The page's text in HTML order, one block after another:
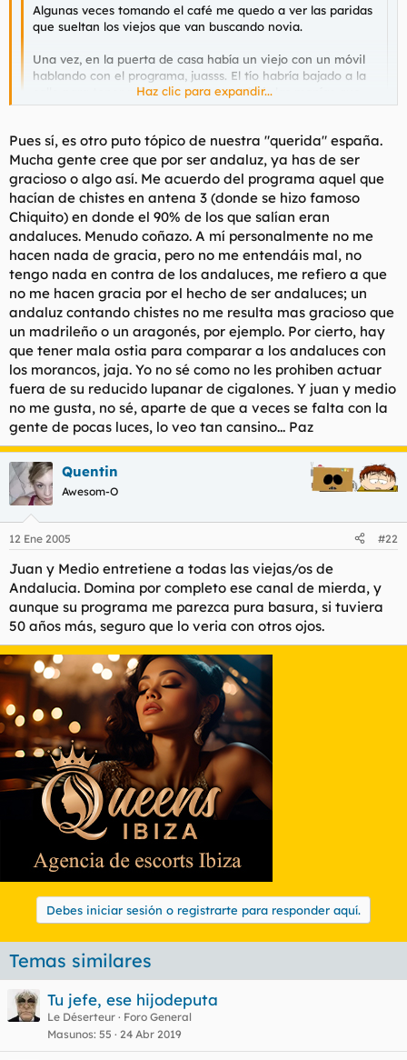
Algunas veces tomando el café me quedo a ver las paridas
que sueltan los viejos que van buscando novia.
Una vez, en la puerta de casa había un viejo con un móvil
hablando con el programa, juasss. El tío habría bajado a la
calle para tener más cobertura, ya sabeis las manías que
tienen, la conversación era algo así :"Si bueno, yo tengo
... silencio ...bueno, pues entonces no cuelgo y me dais el
teléfono, ¿no?"
Aunque he de reconocer que es patética la imagen que
dan este tipo de programas de los andaluces las veces que
salen en los refritos esos de záping. Pero bueno, la gente
inteligente sabe que la muestra de población que acude ya
sea de público o invitados a éste tipo de programas es
representativa de un estrato de población muy
determinado. De mala condición cultural y tal.
El que vea Canal Sur acabara con la idea de que todos los
andaluces somos como los morancos, bailamos flamenco, etc...
Un amigo estaba en Amsterdam y conocio a una gente de no
se que ciudad y lo primero que le dijeron fue "que graciosos los
andaluces, hablando ... (estilo omaita de los morancos)".......
Haz clic para expandir...
Pues sí, es otro puto tópico de nuestra "querida" españa.
Mucha gente cree que por ser andaluz, ya has de ser
gracioso o algo así. Me acuerdo del programa aquel que
hacían de chistes en antena 3 (donde se hizo famoso
Chiquito) en donde el 90% de los que salían eran
andaluces. Menudo coñazo. A mí personalmente no me
hacen nada de gracia, pero no me entendáis mal, no
tengo nada en contra de los andaluces, me refiero a que
no me hacen gracia por el hecho de ser andaluces; un
andaluz contando chistes no me resulta mas gracioso que
un madrileño o un aragonés, por ejemplo. Por cierto, hay
que tener mala ostia para comparar a los andaluces con
los morancos, jaja. Yo no sé como no les prohiben actuar
fuera de su reducido lupanar de cigalones. Y juan y medio
no me gusta, no sé, aparte de que a veces se falta con la
gente de pocas luces, lo veo tan cansino... Paz
Quentin
Awesom-O
12 Ene 2005 #22
Juan y Medio entretiene a todas las viejas/os de
Andalucia. Domina por completo ese canal de mierda, y
aunque su programa me parezca pura basura, si tuviera
50 años más, seguro que lo veria con otros ojos.
Debes iniciar sesión o registrarte para responder aquí.
Temas similares
Tu jefe, ese hijodeputa
Le Déserteur
Foro General
Masunos 55 24 Abr 2019